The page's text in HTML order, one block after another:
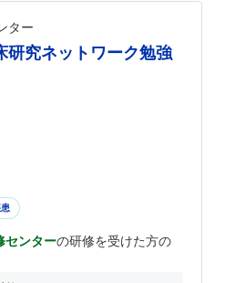
ター
研究ネットワーク勉強
センターの研修を受けた方の